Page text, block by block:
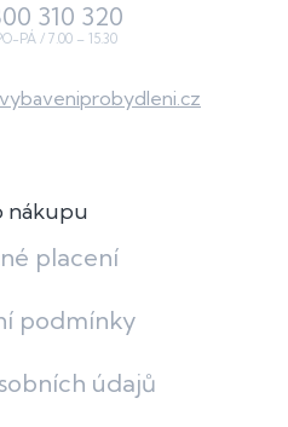
vybaveniprobydleni.cz
310 320
nákupu
placení
podmínky
údajů